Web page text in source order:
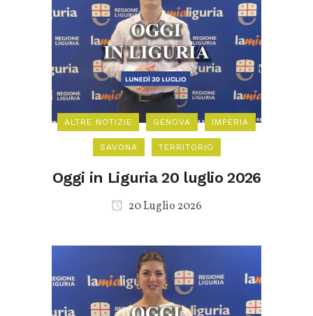
ALTRE NOTIZIE GENOVA IMPERIA
SAVONA TERRITORIO
Oggi in Liguria 20 luglio 2026
20 Luglio 2026